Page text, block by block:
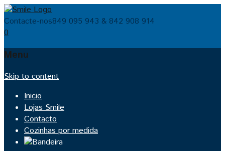
Contacte-nos849 095 943 & 842 908 914
0
Menu
Skip to content
Inicio
Lojas Smile
Contacto
Cozinhas por medida